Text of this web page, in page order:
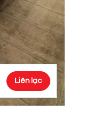
Liên lạc